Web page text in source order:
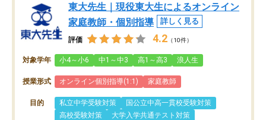
東大先生｜現役東大生によるオンライン
家庭教師・個別指導
詳しく見る
評価 4.2 （10件）
対象学年 小4～小6 中1～中3 高1～高3 浪人生
授業形式 オンライン個別指導(1:1) 家庭教師
目的 私立中学受験対策
国公立中高一貫校受験対策
高校受験対策
大学入学共通テスト対策